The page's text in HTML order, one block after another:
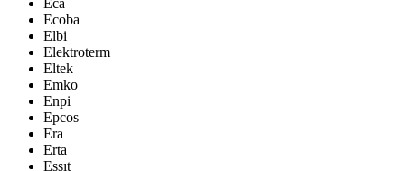
Ecoba
Elbi
Elektroterm
Eltek
Emko
Enpi
Epcos
Era
Erta
Essıt